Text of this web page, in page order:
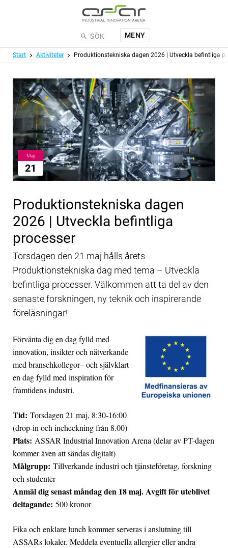
SÖK MENY
Meny
Start Aktiviteter Produktionstekniska dagen 2026 | Utveckla befintliga
Maj
21
Produktionstekniska dagen
2026 | Utveckla befintliga
processer
Torsdagen den 21 maj hålls årets
Produktionstekniska dag med tema – Utveckla
befintliga processer. Välkommen att ta del av den
senaste forskningen, ny teknik och inspirerande
föreläsningar!
Förvänta dig en dag fylld med
innovation, insikter och nätverkande
med branschkollegor– och självklart
en dag fylld med inspiration för
framtidens industri.
Tid: Torsdagen 21 maj, 8:30-16:00
(drop-in och incheckning från 8.00)
Plats: ASSAR Industrial Innovation Arena (delar av PT-dagen
kommer även att sändas digitalt)
Målgrupp: Tillverkande industri och tjänsteföretag, forskning
och studenter
Anmäl dig senast måndag den 18 maj. Avgift för uteblivet
deltagande: 500 kronor
Fika och enklare lunch kommer serveras i anslutning till
ASSARs lokaler. Meddela eventuella allergier eller andra